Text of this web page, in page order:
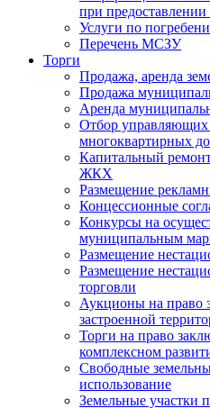
при
Услуги по
Перечень МСЗУ
Торги
Продажа, аренда
Продажа
Аренда
Отбор
многоквартирных
Капитальный
ЖКХ
Размещение
Концессионные
Конкурсы на
муниципальным
Размещение
Размещение
торговли
Аукционы на право
застроенной
Торги на право
комплексном
Свободные
использование
Земельные участки